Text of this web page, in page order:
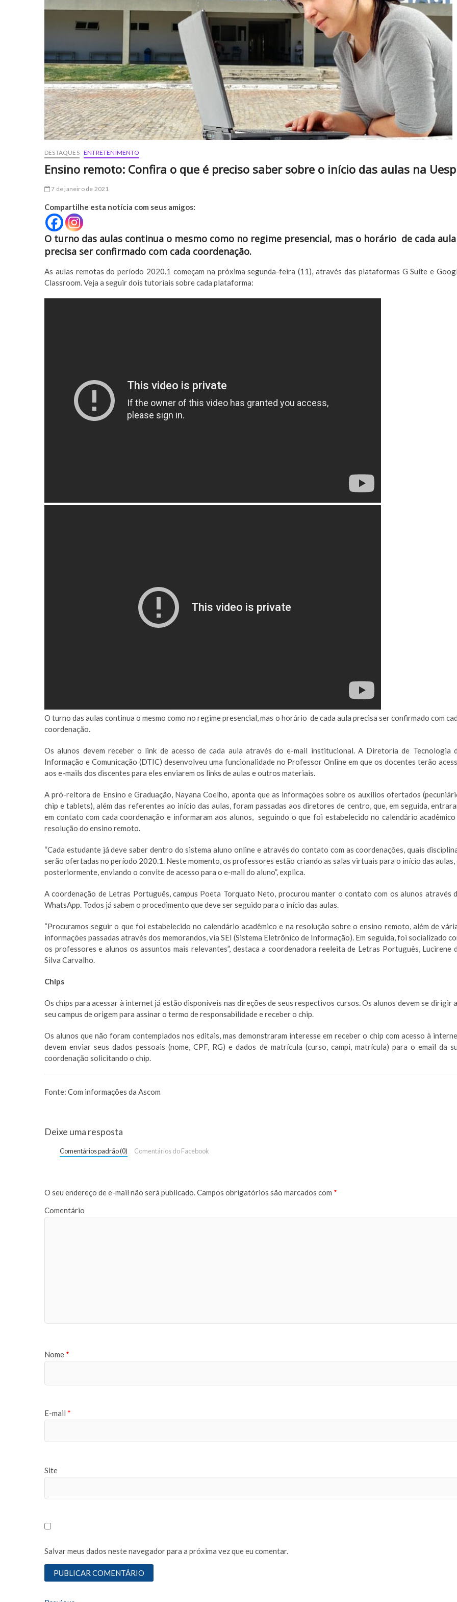
DESTAQUES ENTRETENIMENTO
Ensino remoto: Confira o que é preciso saber sobre o início das aulas na
7 de janeiro de 2021
Compartilhe esta notícia com seus amigos:
O turno das aulas continua o mesmo como no regime presencial, mas o horário de cada aula
precisa ser confirmado com cada coordenação.
As aulas remotas do período 2020.1 começam na próxima segunda-feira (11), através das plataformas G Suíte e
Classroom. Veja a seguir dois tutoriais sobre cada plataforma:
O turno das aulas continua o mesmo como no regime presencial, mas o horário de cada aula precisa ser confirmado com
coordenação.
Os alunos devem receber o link de acesso de cada aula através do e-mail institucional. A Diretoria de Tecnologia
Informação e Comunicação (DTIC) desenvolveu uma funcionalidade no Professor Online em que os docentes terão
aos e-mails dos discentes para eles enviarem os links de aulas e outros materiais.
A pró-reitora de Ensino e Graduação, Nayana Coelho, aponta que as informações sobre os auxílios ofertados
chip e tablets), além das referentes ao início das aulas, foram passadas aos diretores de centro, que, em seguida,
em contato com cada coordenação e informaram aos alunos, seguindo o que foi estabelecido no calendário
resolução do ensino remoto.
“Cada estudante já deve saber dentro do sistema aluno online e através do contato com as coordenações, quais
serão ofertadas no período 2020.1. Neste momento, os professores estão criando as salas virtuais para o início das aulas,
posteriormente, enviando o convite de acesso para o e-mail do aluno”, explica.
A coordenação de Letras Português, campus Poeta Torquato Neto, procurou manter o contato com os alunos através
WhatsApp. Todos já sabem o procedimento que deve ser seguido para o início das aulas.
“Procuramos seguir o que foi estabelecido no calendário acadêmico e na resolução sobre o ensino remoto, além de
informações passadas através dos memorandos, via SEI (Sistema Eletrônico de Informação). Em seguida, foi socializado
os professores e alunos os assuntos mais relevantes”, destaca a coordenadora reeleita de Letras Português, Lucirene
Silva Carvalho.
Chips
Os chips para acessar à internet já estão disponíveis nas direções de seus respectivos cursos. Os alunos devem se dirigir
seu campus de origem para assinar o termo de responsabilidade e receber o chip.
Os alunos que não foram contemplados nos editais, mas demonstraram interesse em receber o chip com acesso à
devem enviar seus dados pessoais (nome, CPF, RG) e dados de matrícula (curso, campi, matrícula) para o email da
coordenação solicitando o chip.
Fonte: Com informações da Ascom
Deixe uma resposta
Comentários padrão (0) Comentários do Facebook
O seu endereço de e-mail não será publicado.Campos obrigatórios são marcados com *
Comentário
Nome *
E-mail *
Site
Salvar meus dados neste navegador para a próxima vez que eu comentar.